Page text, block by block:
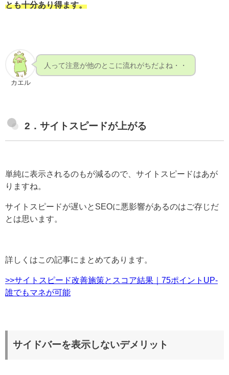
とも十分あり得ます。
カエル
人って注意が他のとこに流れがちだよね・・
2．サイトスピードが上がる
単純に表示されるのもが減るので、サイトスピードはあが
りますね。
サイトスピードが遅いとSEOに悪影響があるのはご存じだ
とは思います。
詳しくはこの記事にまとめてあります。
>>サイトスピード改善施策とスコア結果｜75ポイントUP-
誰でもマネが可能
サイドバーを表示しないデメリット